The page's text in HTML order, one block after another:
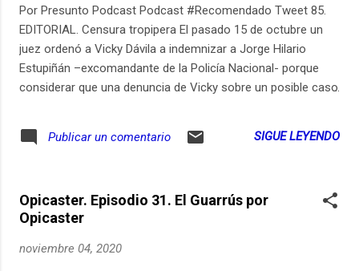
Por Presunto Podcast Podcast #Recomendado Tweet 85.
EDITORIAL. Censura tropipera El pasado 15 de octubre un
juez ordenó a Vicky Dávila a indemnizar a Jorge Hilario
Estupiñán –excomandante de la Policía Nacional- porque
considerar que una denuncia de Vicky sobre un posible caso
Diana Diaz por presunta violación de la cláusula de
estuvo a la cabeza de esa entidad pública intentó censurar
el programa Los Puros Criollos. Estas decisiones son
desproporcionadas y envían mensajes contradictorios que
Publicar un comentario SIGUE LEYENDO
Opicaster. Episodio 31. El Guarrús por
Opicaster
noviembre 04, 2020